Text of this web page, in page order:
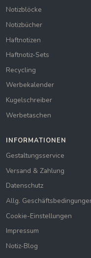
Notizblöcke
Notizbücher
Haftnotizen
Haftnotiz-Sets
Recycling
Werbekalender
Kugelschreiber
Werbetaschen
INFORMATIONEN
Gestaltungsservice
Versand & Zahlung
Datenschutz
Allg.
Cookie-Einstellungen
Impressum
Notiz-Blog